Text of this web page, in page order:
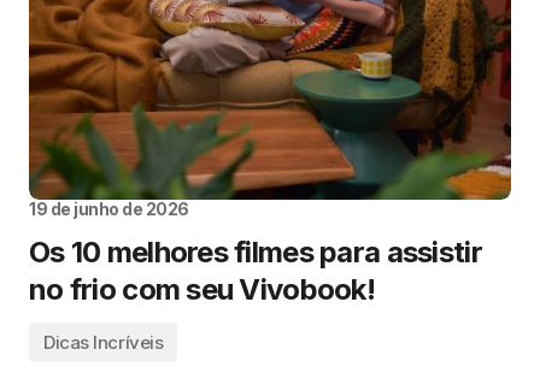
19 de junho de 2026
Os 10 melhores filmes para assistir
no frio com seu Vivobook!
Dicas Incríveis